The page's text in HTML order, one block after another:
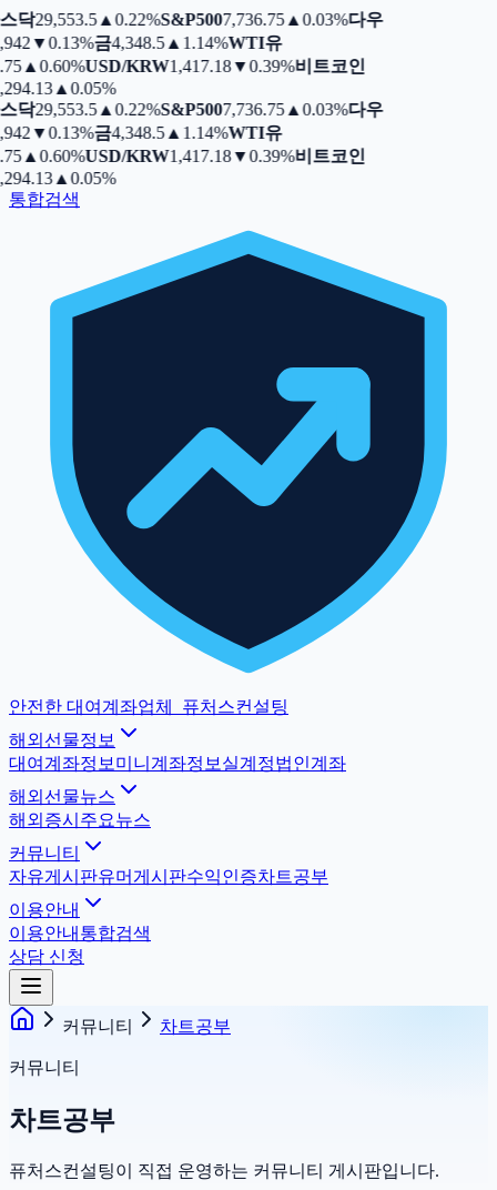
닥29,553.5▲0.22%S&P5007,736.75▲0.03%다우
▼0.13%금4,348.5▲ 1.14%WTI유
▲0.60%USD/KRW1,417.18▼0.39%비트코인
▲0.05%
닥29,553.5▲0.22%S&P5007,736.75▲0.03%다우
▼0.13%금4,348.5▲ 1.14%WTI유
▲0.60%USD/KRW1,417.18▼0.39%비트코인
▲0.05%
통합검색
안전한 대여계좌업체
퓨처스컨설팅
해외선물정보
대여계좌정보 미니계좌정보 실계정법인계좌
해외선물뉴스
해외증시 주요뉴스
커뮤니티
자유게시판유머게시판수익인증차트공부
이용안내
이용안내 통합검색
상담 신청
커뮤니티 차트공부
커뮤니티
차트공부
퓨처스컨설팅이 직접 운영하는 커뮤니티 게시판입니다.